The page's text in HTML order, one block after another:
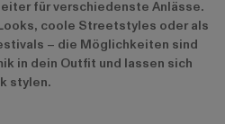
für verschiedenste Anlässe.
coole Streetstyles oder als
– die Möglichkeiten sind
in dein Outfit und lassen sich
stylen.